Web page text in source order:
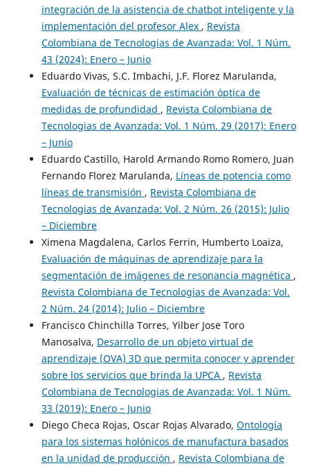
integración de la asistencia de chatbot inteligente y la
implementación del profesor Alex , Revista
Colombiana de Tecnologias de Avanzada: Vol. 1 Núm.
43 (2024): Enero – Junio
Eduardo Vivas, S.C. Imbachi, J.F. Florez Marulanda,
Evaluación de técnicas de estimación óptica de
medidas de profundidad , Revista Colombiana de
Tecnologias de Avanzada: Vol. 1 Núm. 29 (2017): Enero
– Junio
Eduardo Castillo, Harold Armando Romo Romero, Juan
Fernando Florez Marulanda, Líneas de potencia como
líneas de transmisión , Revista Colombiana de
Tecnologias de Avanzada: Vol. 2 Núm. 26 (2015): Julio
– Diciembre
Ximena Magdalena, Carlos Ferrin, Humberto Loaiza,
Evaluación de máquinas de aprendizaje para la
segmentación de imágenes de resonancia magnética ,
Revista Colombiana de Tecnologias de Avanzada: Vol.
2 Núm. 24 (2014): Julio – Diciembre
Francisco Chinchilla Torres, Yilber Jose Toro
Manosalva, Desarrollo de un objeto virtual de
aprendizaje (OVA) 3D que permita conocer y aprender
sobre los servicios que brinda la UPCA , Revista
Colombiana de Tecnologias de Avanzada: Vol. 1 Núm.
33 (2019): Enero – Junio
Diego Checa Rojas, Oscar Rojas Alvarado, Ontología
para los sistemas holónicos de manufactura basados
en la unidad de producción , Revista Colombiana de